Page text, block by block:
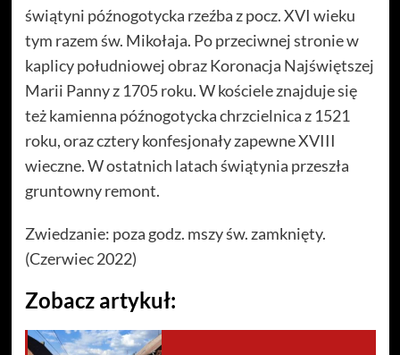
świątyni późnogotycka rzeźba z pocz. XVI wieku
tym razem św. Mikołaja. Po przeciwnej stronie w
kaplicy południowej obraz Koronacja Najświętszej
Marii Panny z 1705 roku. W kościele znajduje się
też kamienna późnogotycka chrzcielnica z 1521
roku, oraz cztery konfesjonały zapewne XVIII
wieczne. W ostatnich latach świątynia przeszła
gruntowny remont.
Zwiedzanie: poza godz. mszy św. zamknięty.
(Czerwiec 2022)
Zobacz artykuł: